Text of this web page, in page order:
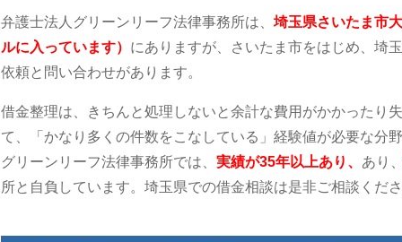
弁護士法人グリーンリーフ法律事務所は、 埼玉県さいたま市
ルに入っています） にありますが、さいたま市をはじめ、埼
依頼と問い合わせがあります。
借金整理は、きちんと処理しないと余計な費用がかかったり
て、「かなり多くの件数をこなしている」経験値が必要な分野
グリーンリーフ法律事務所では、 実績が35年以上あり、 あり、
所と自負しています。埼玉県での借金相談は是非ご相談くださ